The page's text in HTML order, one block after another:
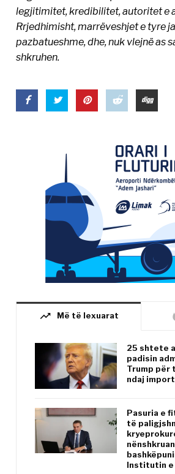
legjitimitet, kredibilitet, autoritet e
Rrjedhimisht, marrëveshjet e tyre
pazbatueshme, dhe, nuk vlejnë as
shkruhen.
trending_up Më të lexuarat
25 shtete
padisin
Trump për
ndaj
Pasuria e
të
Institutin e